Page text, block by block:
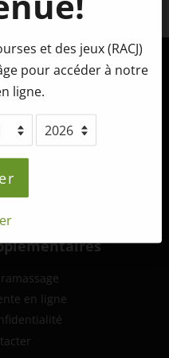
ouest,
(Québec)
en ligne
et des jeux (RACJ)
pour accéder à notre
ligne.